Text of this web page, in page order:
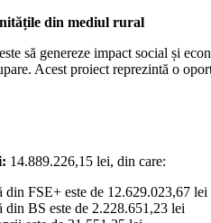
din mediul rural
să genereze impact social și
Acest proiect reprezintă o
14.889.226,15 lei, din care:
din FSE+ este de 12.629.023,67 lei
din BS este de 2.228.651,23 lei